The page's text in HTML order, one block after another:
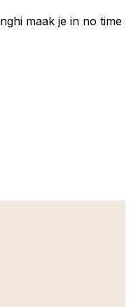
maak je in no time